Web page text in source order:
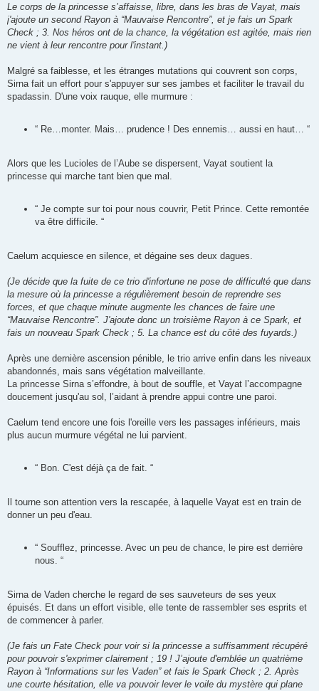
Le corps de la princesse s’affaisse, libre, dans les bras de Vayat, mais
j'ajoute un second Rayon à “Mauvaise Rencontre”, et je fais un Spark
Check ; 3. Nos héros ont de la chance, la végétation est agitée, mais rien
ne vient à leur rencontre pour l'instant.)
Malgré sa faiblesse, et les étranges mutations qui couvrent son corps,
Sirna fait un effort pour s'appuyer sur ses jambes et faciliter le travail du
spadassin. D'une voix rauque, elle murmure :
“ Re…monter. Mais… prudence ! Des ennemis… aussi en haut… “
Alors que les Lucioles de l’Aube se dispersent, Vayat soutient la
princesse qui marche tant bien que mal.
“ Je compte sur toi pour nous couvrir, Petit Prince. Cette remontée
va être difficile. “
Caelum acquiesce en silence, et dégaine ses deux dagues.
(Je décide que la fuite de ce trio d'infortune ne pose de difficulté que dans
la mesure où la princesse a régulièrement besoin de reprendre ses
forces, et que chaque minute augmente les chances de faire une
“Mauvaise Rencontre”. J'ajoute donc un troisième Rayon à ce Spark, et
fais un nouveau Spark Check ; 5. La chance est du côté des fuyards.)
Après une dernière ascension pénible, le trio arrive enfin dans les niveaux
abandonnés, mais sans végétation malveillante.
La princesse Sirna s’effondre, à bout de souffle, et Vayat l’accompagne
doucement jusqu'au sol, l’aidant à prendre appui contre une paroi.
Caelum tend encore une fois l'oreille vers les passages inférieurs, mais
plus aucun murmure végétal ne lui parvient.
“ Bon. C'est déjà ça de fait. “
Il tourne son attention vers la rescapée, à laquelle Vayat est en train de
donner un peu d'eau.
“ Soufflez, princesse. Avec un peu de chance, le pire est derrière
nous. “
Sirna de Vaden cherche le regard de ses sauveteurs de ses yeux
épuisés. Et dans un effort visible, elle tente de rassembler ses esprits et
de commencer à parler.
(Je fais un Fate Check pour voir si la princesse a suffisamment récupéré
pour pouvoir s'exprimer clairement ; 19 ! J’ajoute d'emblée un quatrième
Rayon à “Informations sur les Vaden” et fais le Spark Check ; 2. Après
une courte hésitation, elle va pouvoir lever le voile du mystère qui plane